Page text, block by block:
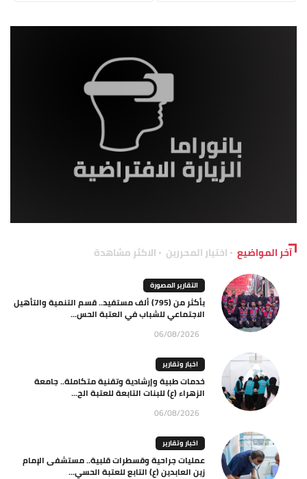
آخر المواضيع اختيار المحررين الاكثر مشاهدة
التقارير المصورة
بأكثر من (795) ألف مستفيد.. قسم التنمية والتأهيل
الاجتماعي للشباب في العتبة الحس...
06/08/2026
اخبار وتقارير
خدمات طبية وإرشادية وتقنية متكاملة.. جامعة
الزهراء (ع) للبنات التابعة للعتبة الح...
06/08/2026
اخبار وتقارير
عمليات جراحية وقسطرات قلبية.. مستشفى الإمام
زين العابدين (ع) التابع للعتبة الحسي...